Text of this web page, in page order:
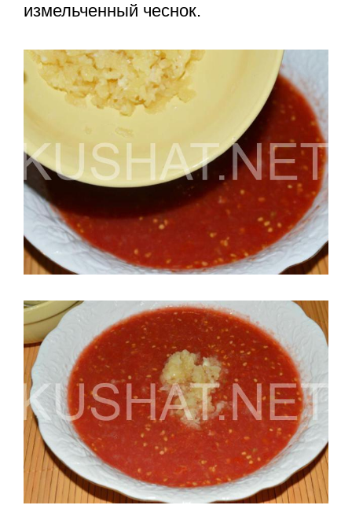
измельченный чеснок.